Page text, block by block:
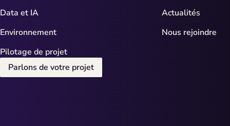
Data et IA
Environnement
Pilotage de projet
Actualités
Nous rejoindre
Parlons de votre projet